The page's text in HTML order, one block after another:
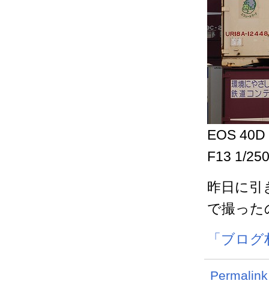
EOS
F13 1/
昨日に引
で撮った
「ブロ
Permalink